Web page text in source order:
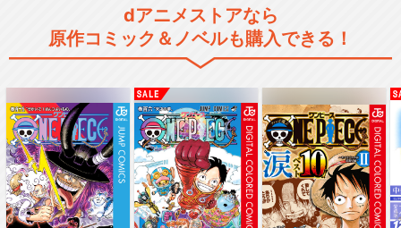
dアニメストアなら
原作コミック＆ノベルも購入できる！